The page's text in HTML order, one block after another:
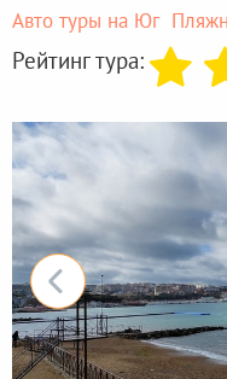
Авто туры на Юг
Рейтинг тура: